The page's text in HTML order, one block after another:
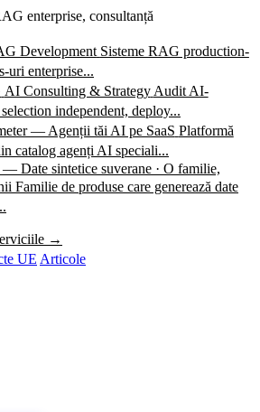
enterprise, consultanță
Development Sisteme RAG production-
uri enterprise...
AI Consulting & Strategy Audit AI-
independent, deploy...
— Agenții tăi AI pe SaaS Platformă
catalog agenți AI speciali...
Date sintetice suverane · O familie,
Familie de produse care generează date
→
UE Articole